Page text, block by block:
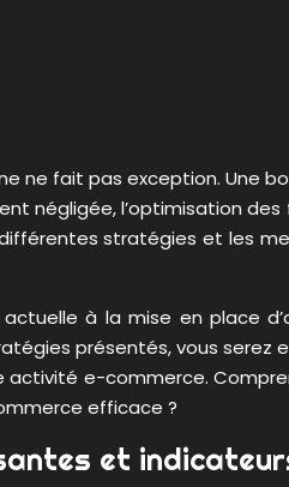
ne fait pas exception. Une
négligée, l’optimisation
stratégies et les
à la mise en place
présentés, vous serez
e-commerce.
efficace ?
et